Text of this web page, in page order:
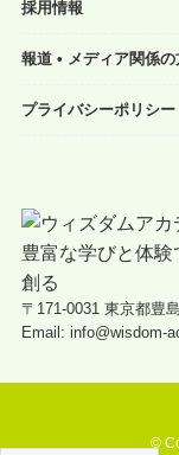
採用情報
報道 • メディア関係の
プライバシーポリシー
〒171-0031 東京都豊
Email: info@wisdom-
©